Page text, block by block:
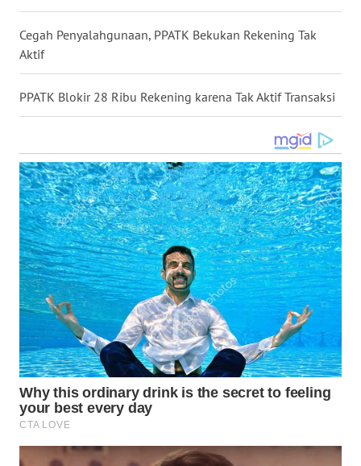
Cegah Penyalahgunaan, PPATK Bekukan Rekening Tak
Aktif
PPATK Blokir 28 Ribu Rekening karena Tak Aktif Transaksi
NUSANTARA
JOGJA
JATIM
WN
BALI
WN
KALBAR
WN
KALTENG
WN
KALTARA
KALSEL